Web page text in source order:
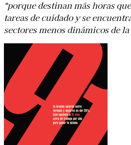
“porque destinan más horas
tareas de cuidado y se
sectores menos dinámicos de